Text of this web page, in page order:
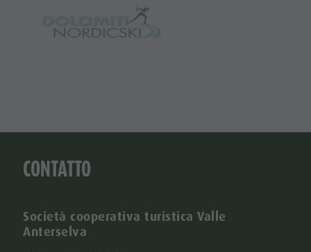
CONTATTO
Società cooperativa turistica Valle
Anterselva